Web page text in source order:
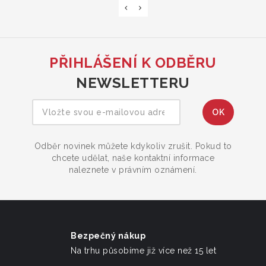
PŘIHLÁŠENÍ K ODBĚRU
NEWSLETTERU
Odběr novinek můžete kdykoliv zrušit. Pokud to
chcete udělat, naše kontaktní informace
naleznete v právním oznámení.
Bezpečný nákup
Na trhu působíme již více než 15 let